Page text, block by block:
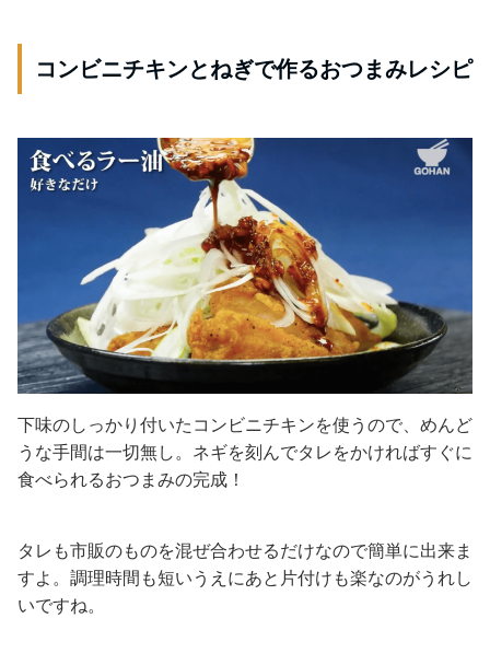
コンビニチキンとねぎで作るおつまみレシピ
下味のしっかり付いたコンビニチキンを使うので、めんど
うな手間は一切無し。ネギを刻んでタレをかければすぐに
食べられるおつまみの完成！
タレも市販のものを混ぜ合わせるだけなので簡単に出来ま
すよ。調理時間も短いうえにあと片付けも楽なのがうれし
いですね。